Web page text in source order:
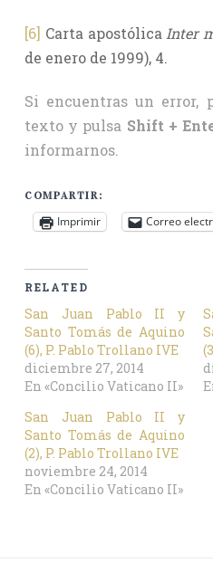
[6] Carta apostólica Inter
de enero de 1999), 4.
Si encuentras un error,
texto y pulsa Shift +
informarnos.
COMPARTIR:
Imprimir Correo
RELATED
San Juan Pablo II y
Santo Tomás de Aquino
(6), P. Pablo Trollano IVE
diciembre 27, 2014
En «Concilio Vaticano II»
San Juan Pablo II y
Santo Tomás de Aquino
(2), P. Pablo Trollano IVE
noviembre 24, 2014
En «Concilio Vaticano II»